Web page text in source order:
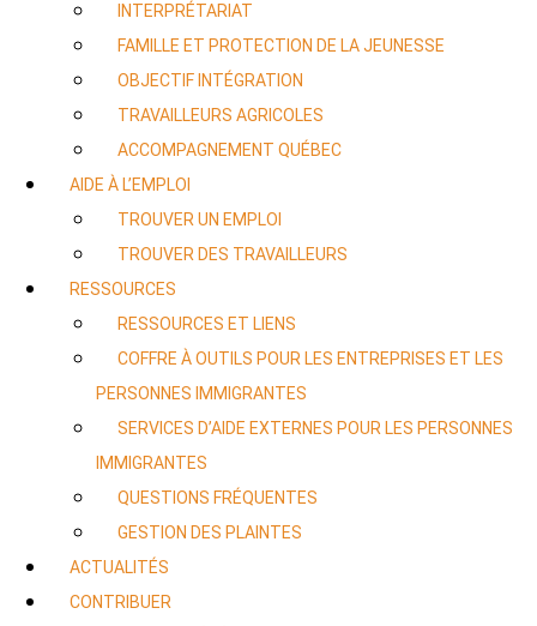
INTERPRÉTARIAT
FAMILLE ET PROTECTION DE LA JEUNESSE
OBJECTIF INTÉGRATION
TRAVAILLEURS AGRICOLES
ACCOMPAGNEMENT QUÉBEC
AIDE À L’EMPLOI
TROUVER UN EMPLOI
TROUVER DES TRAVAILLEURS
RESSOURCES
RESSOURCES ET LIENS
COFFRE À OUTILS POUR LES ENTREPRISES ET LES
PERSONNES IMMIGRANTES
SERVICES D’AIDE EXTERNES POUR LES PERSONNES
IMMIGRANTES
QUESTIONS FRÉQUENTES
GESTION DES PLAINTES
ACTUALITÉS
CONTRIBUER